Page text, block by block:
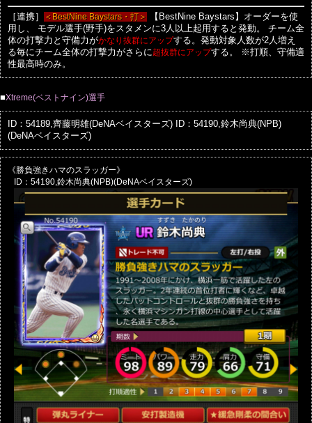
［連携］ ＜BestNine Baystars・打＞
【BestNine Baystars】オーダーを使
用し、
モデル選手(野手)をスタメンに3人以上起用すると発動。 チーム全
体の打撃力と守備力がかなり抜群にアップする。発動対象人数が2人増え
る毎にチーム全体の打撃力がさらに超抜群にアップする。
※打順、守備適
性最高時のみ。
■Xtreme(ベストナイン)選手
ID：54189,齊藤明雄(DeNAベイスターズ) ID：54190,鈴木尚典(NPB)
(DeNAベイスターズ)
《勝負強きハマのスラッガー》
ID：54190,鈴木尚典(NPB)(DeNAベイスターズ)